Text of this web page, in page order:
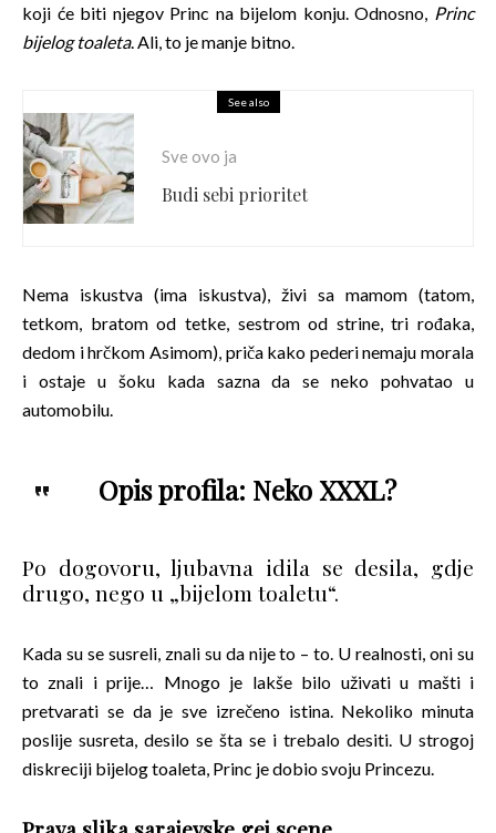
koji će biti njegov Princ na bijelom konju. Odnosno, Princ
bijelog toaleta. Ali, to je manje bitno.
See also
Sve ovo ja
Budi sebi prioritet
Nema iskustva (ima iskustva), živi sa mamom (tatom,
tetkom, bratom od tetke, sestrom od strine, tri rođaka,
dedom i hrčkom Asimom), priča kako pederi nemaju morala
i ostaje u šoku kada sazna da se neko pohvatao u
automobilu.
Opis profila: Neko XXXL?
Po dogovoru, ljubavna idila se desila, gdje
drugo, nego u „bijelom toaletu“.
Kada su se susreli, znali su da nije to – to. U realnosti, oni su
to znali i prije… Mnogo je lakše bilo uživati u mašti i
pretvarati se da je sve izrečeno istina. Nekoliko minuta
poslije susreta, desilo se šta se i trebalo desiti. U strogoj
diskreciji bijelog toaleta, Princ je dobio svoju Princezu.